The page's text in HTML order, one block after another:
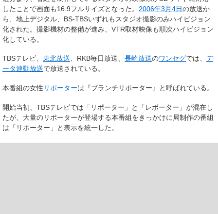
したことで画面も16:9フルサイズとなった。 2006年3月4日の放送か
ら、地上デジタル、BS-TBSいずれもスタジオ撮影のみハイビジョン
化された。撮影機材の整備が進み、VTR取材映像も順次ハイビジョン
化している。
TBSテレビ、 東北放送、RKB毎日放送、 長崎放送のワンセグでは、 デ
ータ連動放送で放送されている。
本番組の女性 リポーターは『ブランチリポーター 』と呼ばれている。
開始当初、TBSテレビでは「リポーター」と「レポーター」が混在し
たが、大量のリポーターが登場する本番組をきっかけに局制作の番組
は「リポーター」と表示を統一した。